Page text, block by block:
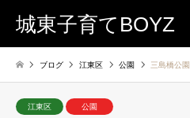
城東子育てBOYZ
ブログ 江東区 公園 三島橋公園
江東区 公園